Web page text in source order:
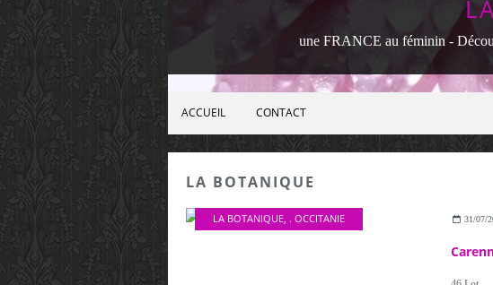
une FRANCE au féminin -
ACCUEIL CONTACT
LA BOTANIQUE
LA BOTANIQUE, . OCCITANIE 31/07/